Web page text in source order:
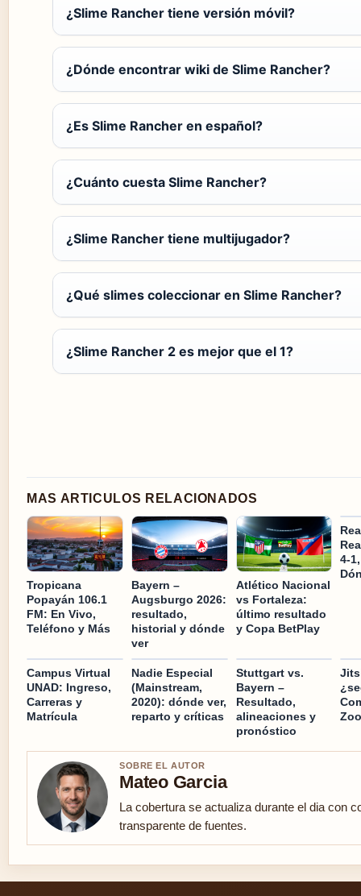
¿Slime Rancher tiene versión móvil?
¿Dónde encontrar wiki de Slime Rancher?
¿Es Slime Rancher en español?
¿Cuánto cuesta Slime Rancher?
¿Slime Rancher tiene multijugador?
¿Qué slimes coleccionar en Slime Rancher?
¿Slime Rancher 2 es mejor que el 1?
MAS ARTICULOS RELACIONADOS
Tropicana
Popayán 106.1
FM: En Vivo,
Teléfono y Más
Bayern –
Augsburgo 2026:
resultado,
historial y dónde
ver
Atlético Nacional
vs Fortaleza:
último resultado
y Copa BetPlay
4-
Campus Virtual
UNAD: Ingreso,
Carreras y
Matrícula
Nadie Especial
(Mainstream,
2020): dónde ver,
reparto y críticas
Stuttgart vs.
Bayern –
Resultado,
alineaciones y
pronóstico
SOBRE EL AUTOR
Mateo Garcia
La cobertura se actualiza durante el dia con
transparente de fuentes.